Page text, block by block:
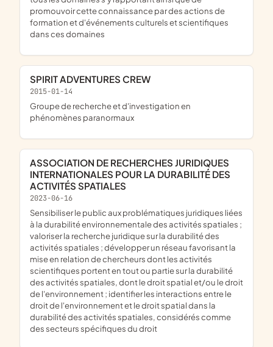
promouvoir cette connaissance par des actions de
formation et d'événements culturels et scientifiques
dans ces domaines
SPIRIT ADVENTURES CREW
2015-01-14
groupe de recherche et d'investigation en
phénomènes paranormaux
ASSOCIATION DE RECHERCHES JURIDIQUES
INTERNATIONALES POUR LA DURABILITÉ DES
ACTIVITÉS SPATIALES
2023-06-16
sensibiliser le public aux problématiques juridiques liées
à la durabilité environnementale des activités spatiales ;
valoriser la recherche juridique sur la durabilité des
activités spatiales ; développer un réseau favorisant la
mise en relation de chercheurs dont les activités
scientifiques portent en tout ou partie sur la durabilité
des activités spatiales, dont le droit spatial et/ou le droit
de l'environnement ; identifier les interactions entre le
droit de l'environnement et le droit spatial dans la
durabilité des activités spatiales, considérés comme
des secteurs spécifiques du droit